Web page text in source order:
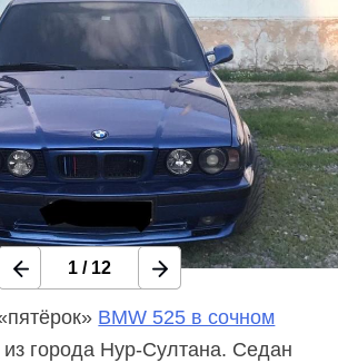
1/ 12
BMW 525 в сочном
из города Нур-Султана. Седан